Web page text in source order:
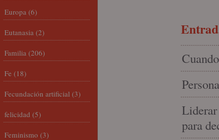
para
Europa (6)
Eutanasia (2)
Familia (206)
Fe (18)
Fecundación artificial (3)
felicidad (5)
Feminismo (3)